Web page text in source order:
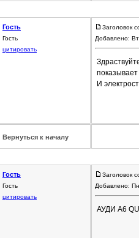
Гость
Гость
цитировать
Заголовок
Добавлено:
И
Вернуться к началу
Гость
Гость
цитировать
Заголовок
Добавлено:
АУДИ А6